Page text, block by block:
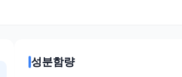
성분함량